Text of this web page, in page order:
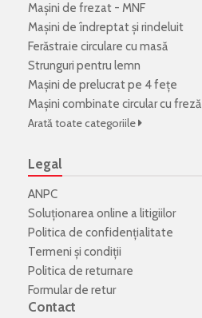
Mașini de frezat - MNF
Mașini de îndreptat și rindeluit
Ferăstraie circulare cu masă
Strunguri pentru lemn
Mașini de prelucrat pe 4 fețe
Mașini combinate circular cu freză
Arată toate categoriile
Legal
ANPC
Soluționarea online a litigiilor
Politica de confidenţialitate
Termeni şi condiţii
Politica de returnare
Formular de retur
Contact